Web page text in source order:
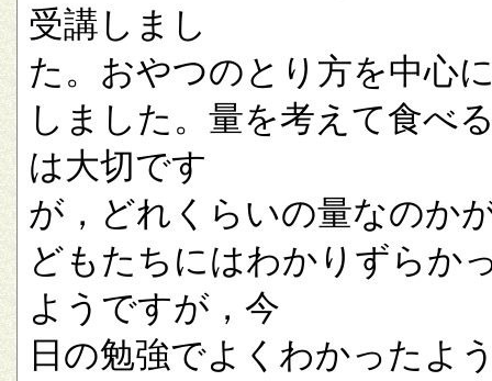
受講しまし
た。おやつのとり方を中心
しました。量を考えて食べ
は大切です
が，どれくらいの量なのか
どもたちにはわかりずらか
ようですが，今
日の勉強でよくわかったよ